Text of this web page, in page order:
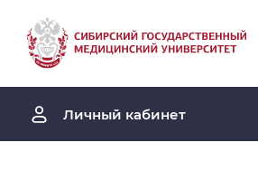
Личный кабинет